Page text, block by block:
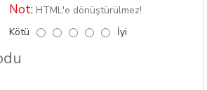
Not: HTML'e dönüştürülmez!
Kötü İyi